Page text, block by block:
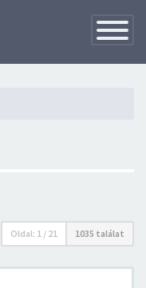
navigáció
Oldal: 1 / 21 1035 találat